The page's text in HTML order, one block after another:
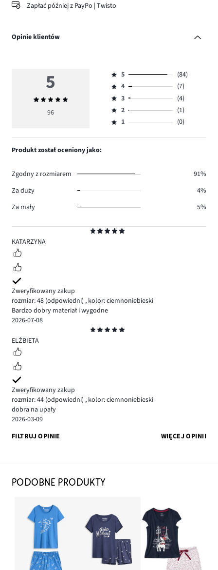
Zapłać później z PayPo | Twisto
Opinie klientów
5
KATARZYNA
Zweryfikowany zakup
rozmiar: 48 (odpowiedni) , kolor: ciemnoniebieski
Bardzo dobry materiał i wygodne
2026-07-08
5
ELŻBIETA
Zweryfikowany zakup
rozmiar: 44 (odpowiedni) , kolor: ciemnoniebieski
dobra na upały
2026-03-09
FILTRUJ OPINIE
WIĘCEJ OPINII
5
Średnia
ocena
96
Ocena
5,
ilość
głosów
84.
5
(84)
Ocena
4,
ilość
głosów
4
(7)
Ocena
3,
ilość
3
(4)
Ocena
2,
2
(1)
Ocena
1,
1 (0)
Produkt został oceniony jako:
Zgodny z rozmiarem
91%
Za duży
4%
Za mały
5%
PODOBNE PRODUKTY